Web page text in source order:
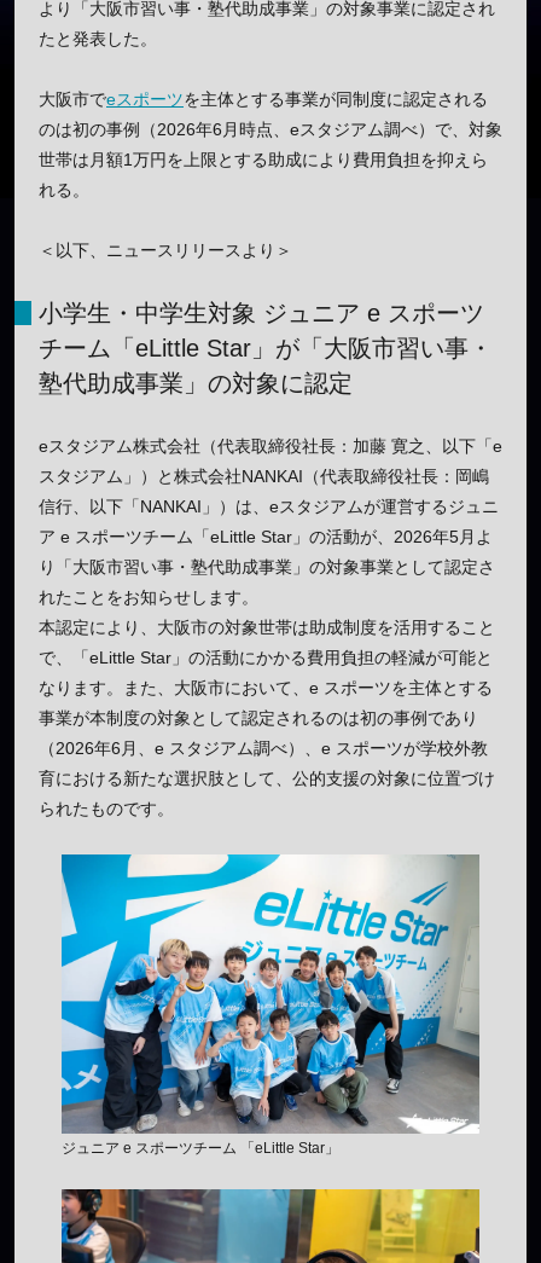
より「大阪市習い事・塾代助成事業」の対象事業に認定され
たと発表した。
大阪市でeスポーツを主体とする事業が同制度に認定される
のは初の事例（2026年6月時点、eスタジアム調べ）で、対象
世帯は月額1万円を上限とする助成により費用負担を抑えら
れる。
＜以下、ニュースリリースより＞
小学生・中学生対象 ジュニア e スポーツ
チーム「eLittle Star」が「大阪市習い事・
塾代助成事業」の対象に認定
eスタジアム株式会社（代表取締役社長：加藤 寛之、以下「e
スタジアム」）と株式会社NANKAI（代表取締役社長：岡嶋
信行、以下「NANKAI」）は、eスタジアムが運営するジュニ
ア e スポーツチーム「eLittle Star」の活動が、2026年5月よ
り「大阪市習い事・塾代助成事業」の対象事業として認定さ
れたことをお知らせします。
本認定により、大阪市の対象世帯は助成制度を活用すること
で、「eLittle Star」の活動にかかる費用負担の軽減が可能と
なります。また、大阪市において、e スポーツを主体とする
事業が本制度の対象として認定されるのは初の事例であり
（2026年6月、e スタジアム調べ）、e スポーツが学校外教
育における新たな選択肢として、公的支援の対象に位置づけ
られたものです。
ジュニア e スポーツチーム 「eLittle Star」